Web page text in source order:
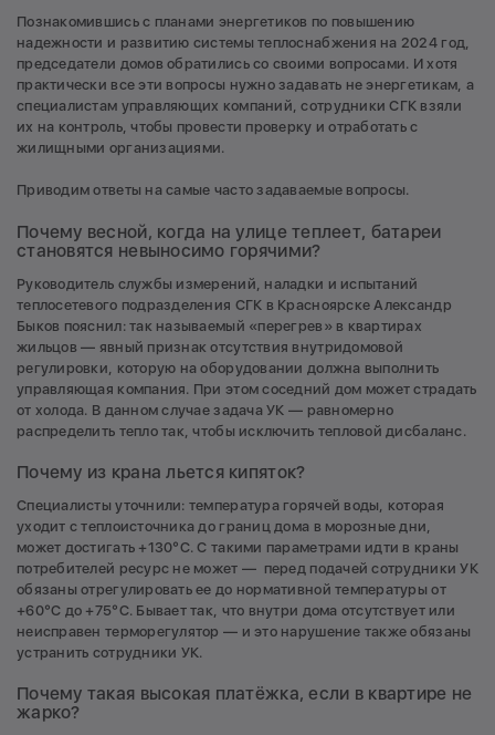
Познакомившись с планами энергетиков по повышению
надежности и развитию системы теплоснабжения на 2024 год,
председатели домов обратились со своими вопросами. И хотя
практически все эти вопросы нужно задавать не энергетикам, а
специалистам управляющих компаний, сотрудники СГК взяли
их на контроль, чтобы провести проверку и отработать с
жилищными организациями.
Приводим ответы на самые часто задаваемые вопросы.
Почему весной, когда на улице теплеет, батареи
становятся невыносимо горячими?
Руководитель службы измерений, наладки и испытаний
теплосетевого подразделения СГК в Красноярске Александр
Быков пояснил: так называемый «перегрев» в квартирах
жильцов — явный признак отсутствия внутридомовой
регулировки, которую на оборудовании должна выполнить
управляющая компания. При этом соседний дом может страдать
от холода. В данном случае задача УК — равномерно
распределить тепло так, чтобы исключить тепловой дисбаланс.
Почему из крана льется кипяток?
Специалисты уточнили: температура горячей воды, которая
уходит с теплоисточника до границ дома в морозные дни,
может достигать +130°C. С такими параметрами идти в краны
потребителей ресурс не может — перед подачей сотрудники УК
обязаны отрегулировать ее до нормативной температуры от
+60°C до +75°C. Бывает так, что внутри дома отсутствует или
неисправен терморегулятор — и это нарушение также обязаны
устранить сотрудники УК.
Почему такая высокая платёжка, если в квартире не
жарко?